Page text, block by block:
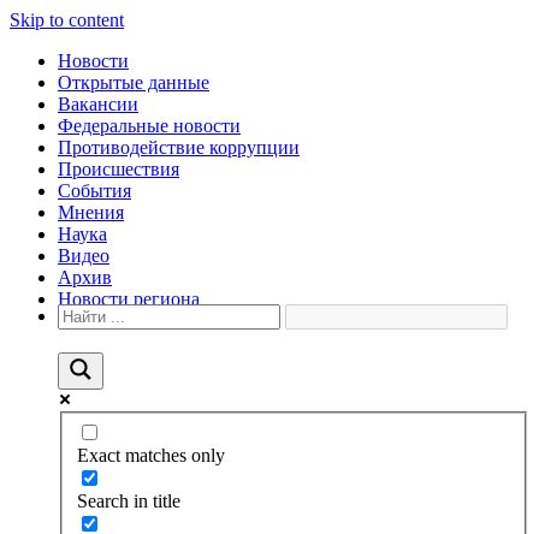
Skip to content
Новости
Открытые данные
Вакансии
Федеральные новости
Противодействие коррупции
Происшествия
События
Мнения
Наука
Видео
Архив
Новости региона
Exact matches only
Search in title